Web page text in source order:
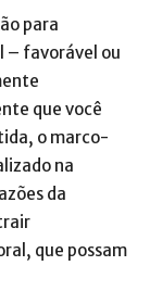
para
– favorável ou
que você
o marco-
na
da
que possam